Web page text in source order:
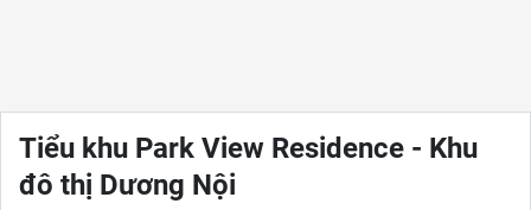
Tiểu khu Park View Residence - Khu
đô thị Dương Nội